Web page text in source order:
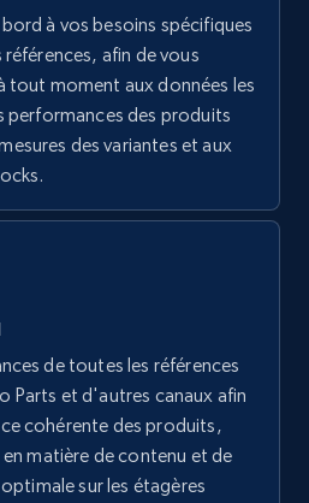
Gtin,
urls, Top reviews, and
- Find new products by
URL
Gtin,
Commencer
à vos besoins spécifiques
afin de vous
tout moment aux données les
performances des produits
des variantes et aux
de toutes les références
Parts et d'autres canaux afin
cohérente des produits,
matière de contenu et de
sur les étagères